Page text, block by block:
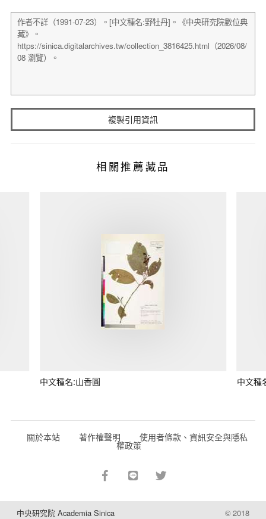
複製引用資訊
相關推薦藏品
中文種名:山香圓 中文種
關於本站 著作權聲明 使用者條款、資訊安全與隱私
權政策
中央研究院 Academia Sinica © 2018